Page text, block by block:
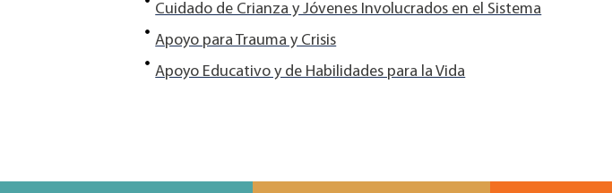
Cuidado de Crianza y Jóvenes Involucrados en el Sistema
Apoyo para Trauma y Crisis
Apoyo Educativo y de Habilidades para la Vida